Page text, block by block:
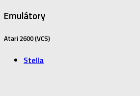
Emulátory
Atari 2600 (VCS)
Stella